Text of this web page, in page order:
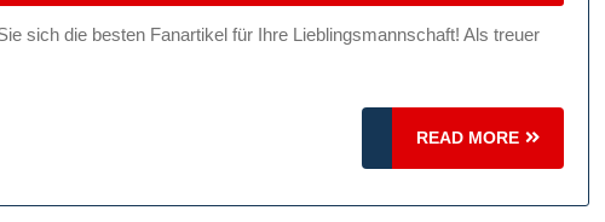
Von
Sie
Sich
Die
READ MORE
READ
MORE